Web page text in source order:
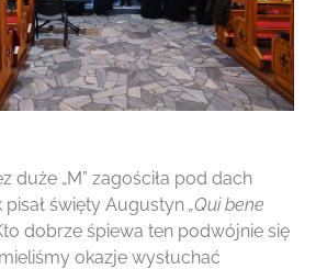
„M” zagościła pod dach
pisał święty Augustyn „Qui bene
dobrze śpiewa ten podwójnie się
okazje wysłuchać